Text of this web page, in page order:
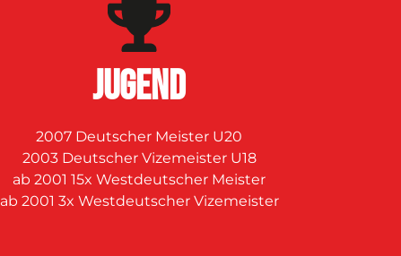
JUGEND
2007 Deutscher Meister U20
2003 Deutscher Vizemeister U18
ab 2001 15x Westdeutscher Meister
ab 2001 3x Westdeutscher Vizemeister